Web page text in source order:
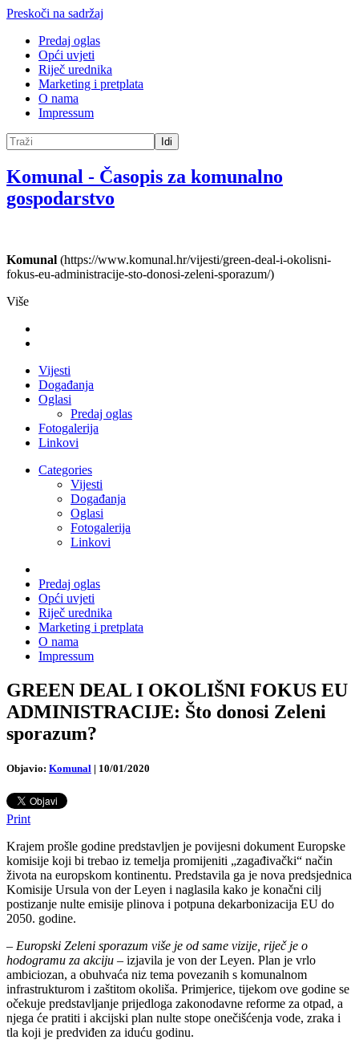
Preskoči na sadržaj
Predaj oglas
Opći uvjeti
Riječ urednika
Marketing i pretplata
O nama
Impressum
Idi
Komunal - Časopis za komunalno
gospodarstvo
Komunal (https://www.komunal.hr/vijesti/green-deal-i-okolisni-
fokus-eu-administracije-sto-donosi-zeleni-sporazum/)
Više
Vijesti
Događanja
Oglasi
Predaj oglas
Fotogalerija
Linkovi
Categories
Vijesti
Događanja
Oglasi
Fotogalerija
Linkovi
Predaj oglas
Opći uvjeti
Riječ urednika
Marketing i pretplata
O nama
Impressum
GREEN DEAL I OKOLIŠNI FOKUS EU
ADMINISTRACIJE: Što donosi Zeleni
sporazum?
Objavio: Komunal | 10/01/2020
Print
Krajem prošle godine predstavljen je povijesni dokument Europske
komisije koji bi trebao iz temelja promijeniti „zagađivački“ način
života na europskom kontinentu. Predstavila ga je nova predsjednica
Komisije Ursula von der Leyen i naglasila kako je konačni cilj
postizanje nulte emisije plinova i potpuna dekarbonizacija EU do
2050. godine.
– Europski Zeleni sporazum više je od same vizije, riječ je o
hodogramu za akciju – izjavila je von der Leyen. Plan je vrlo
ambiciozan, a obuhvaća niz tema povezanih s komunalnom
infrastrukturom i zaštitom okoliša. Primjerice, tijekom ove godine se
očekuje predstavljanje prijedloga zakonodavne reforme za otpad, a
njega će pratiti i akcijski plan nulte stope onečišćenja vode, zraka i
tla koji je predviđen za iduću godinu.